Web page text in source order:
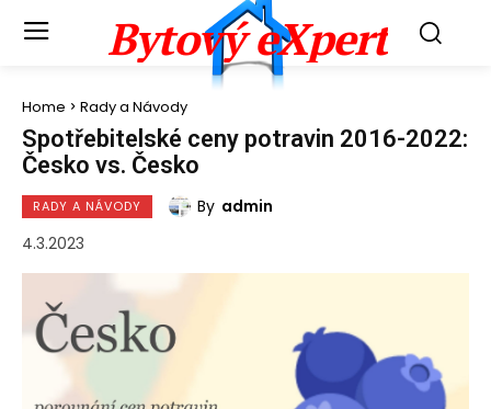
Bytový eXpert
Home Rady a Návody
Spotřebitelské ceny potravin 2016-2022:
Česko vs. Česko
RADY A NÁVODY By admin
4.3.2023